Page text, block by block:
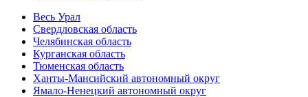
Весь Урал
Свердловская область
Челябинская область
Курганская область
Тюменская область
Ханты-Мансийский автономный округ
Ямало-Ненецкий автономный округ